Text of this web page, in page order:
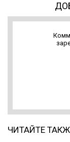
ЧИТАЙТЕ